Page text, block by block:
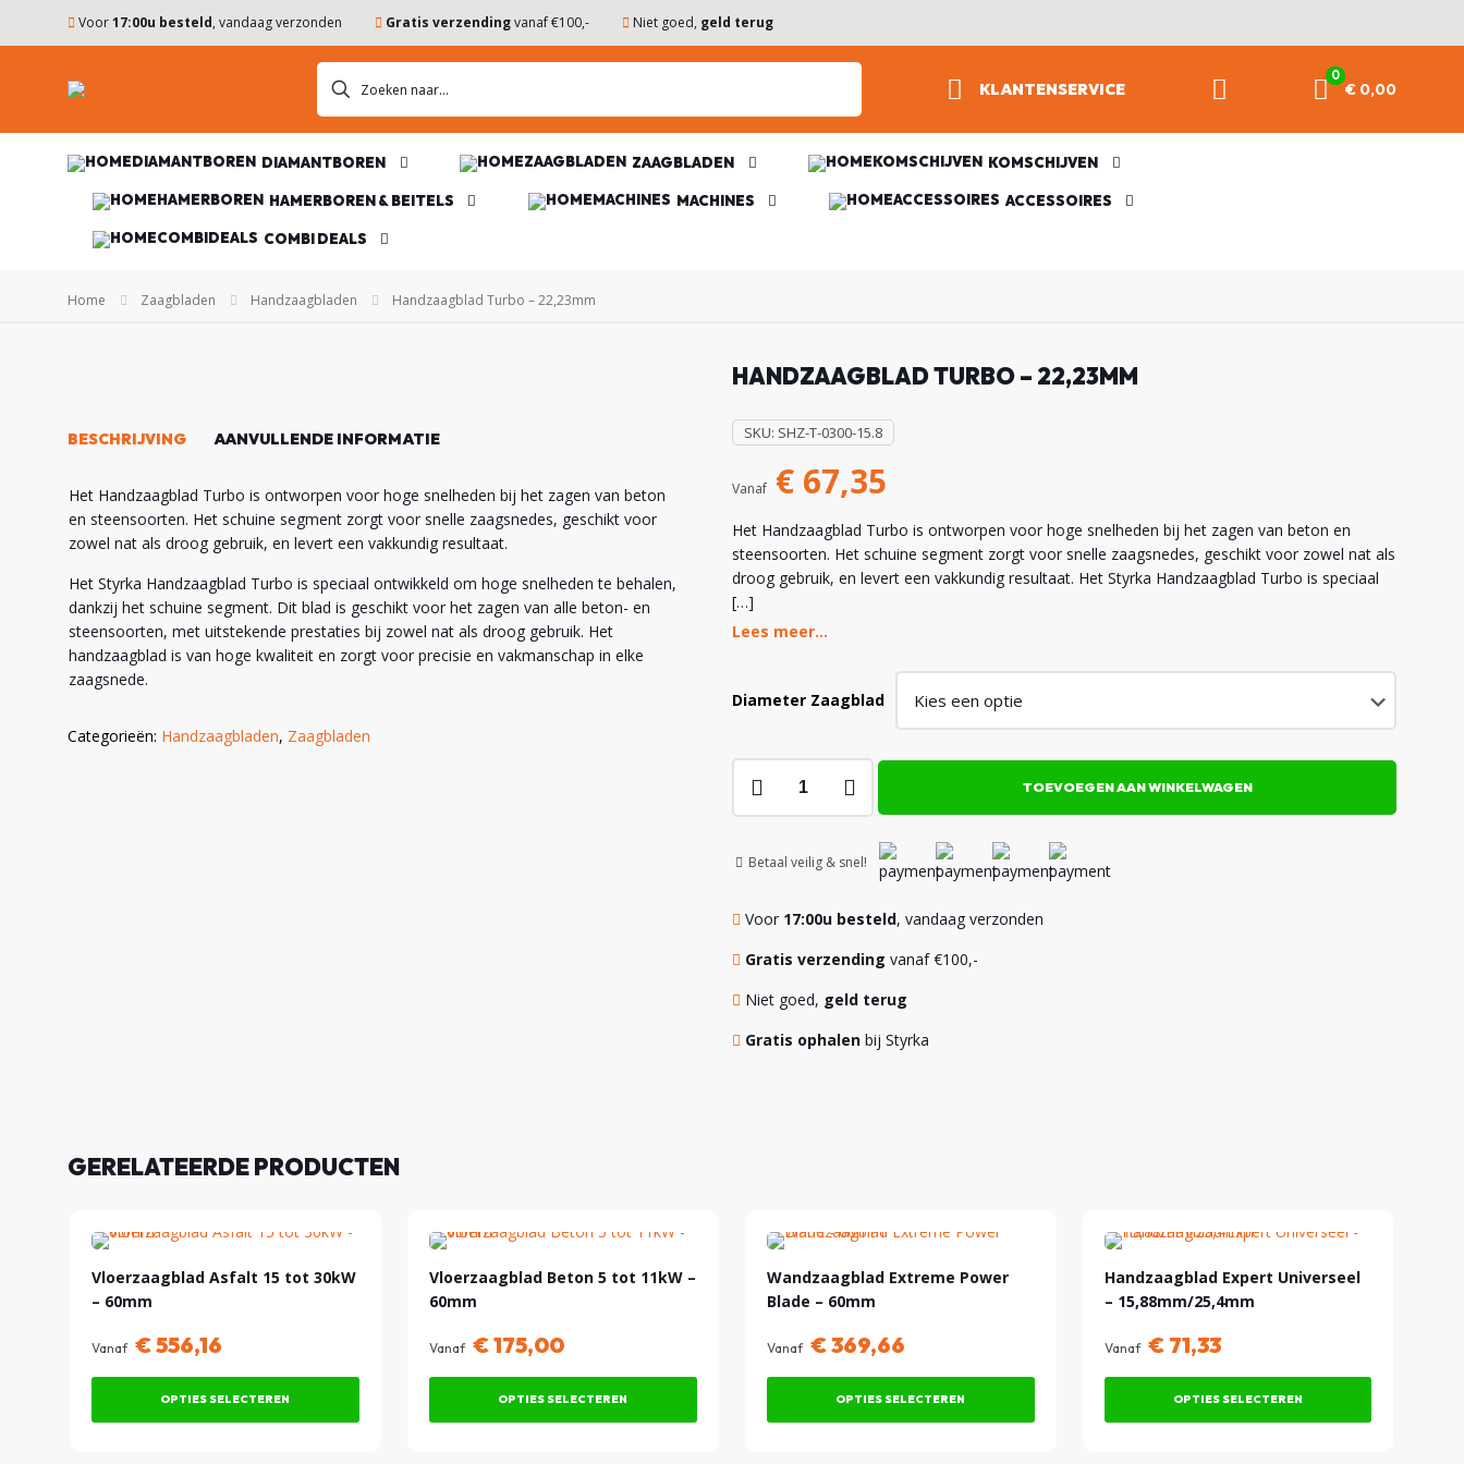
Voor17:00u besteld, vandaag verzonden Gratis verzendingvanaf €100,- Niet goed, geld terug
KLANTENSERVICE
0
€ 0,00
DIAMANTBOREN ZAAGBLADEN KOMSCHIJVEN
HAMERBOREN & BEITELS MACHINES ACCESSOIRES
COMBI DEALS
Home Zaagbladen Handzaagbladen Handzaagblad Turbo – 22,23mm
BESCHRIJVING AANVULLENDE INFORMATIE
Het Handzaagblad Turbo is ontworpen voor hoge snelheden bij het zagen van beton
en steensoorten. Het schuine segment zorgt voor snelle zaagsnedes, geschikt voor
zowel nat als droog gebruik, en levert een vakkundig resultaat.
Het Styrka Handzaagblad Turbo is speciaal ontwikkeld om hoge snelheden te behalen,
dankzij het schuine segment. Dit blad is geschikt voor het zagen van alle beton- en
steensoorten, met uitstekende prestaties bij zowel nat als droog gebruik. Het
handzaagblad is van hoge kwaliteit en zorgt voor precisie en vakmanschap in elke
zaagsnede.
Categorieën: Handzaagbladen, Zaagbladen
HANDZAAGBLAD TURBO – 22,23MM
SKU: SHZ-T-0300-15.8
Vanaf € 67,35
Het Handzaagblad Turbo is ontworpen voor hoge snelheden bij het zagen van beton en
steensoorten. Het schuine segment zorgt voor snelle zaagsnedes, geschikt voor zowel nat als
droog gebruik, en levert een vakkundig resultaat. Het Styrka Handzaagblad Turbo is speciaal
[…]
Lees meer...
Diameter Zaagblad
Handzaagblad
Turbo
-
aantal
TOEVOEGEN AAN WINKELWAGEN
Betaal veilig & snel!
Voor 17:00u besteld, vandaag verzonden
Gratis verzending vanaf €100,-
Niet goed, geld terug
Gratis ophalen bij Styrka
GERELATEERDE PRODUCTEN
Vloerzaagblad Asfalt 15 tot 30kW
– 60mm
Vanaf €556,16
OPTIES SELECTEREN
Vloerzaagblad Beton 5 tot 11kW –
60mm
Vanaf €175,00
OPTIES SELECTEREN
Wandzaagblad Extreme Power
Blade – 60mm
Vanaf €369,66
OPTIES SELECTEREN
Handzaagblad Expert Universeel
– 15,88mm/25,4mm
Vanaf € 71,33
OPTIES SELECTEREN
DIAMANTBOREN
HAMERBOREN